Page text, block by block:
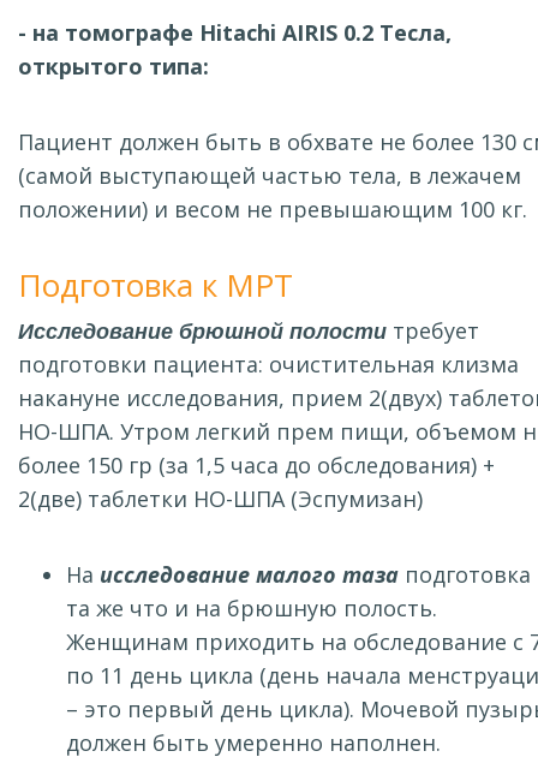
- на томографе Hitachi AIRIS 0.2 Тесла,
открытого типа:
Пациент должен быть в обхвате не более 130
(самой выступающей частью тела, в лежачем
положении) и весом не превышающим 100 кг.
Подготовка к МРТ
Исследование брюшной полости требует
подготовки пациента: очистительная клизма
накануне исследования, прием 2(двух)
НО-ШПА. Утром легкий прем пищи, объемом
более 150 гр (за 1,5 часа до обследования) +
2(две) таблетки НО-ШПА (Эспумизан)
На исследование малого таза подготовка
та же что и на брюшную полость.
Женщинам приходить на обследование с
по 11 день цикла (день начала
– это первый день цикла). Мочевой
должен быть умеренно наполнен.